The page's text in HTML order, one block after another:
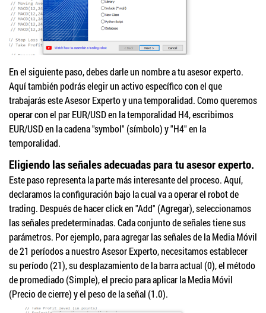
En el siguiente paso, debes darle un nombre a tu asesor experto.
Aquí también podrás elegir un activo específico con el que
trabajarás este Asesor Experto y una temporalidad. Como queremos
operar con el par EUR/USD en la temporalidad H4, escribimos
EUR/USD en la cadena "symbol" (símbolo) y "H4" en la
temporalidad.
Eligiendo las señales adecuadas para tu asesor experto.
Este paso representa la parte más interesante del proceso. Aquí,
declaramos la configuración bajo la cual va a operar el robot de
trading. Después de hacer click en "Add" (Agregar), seleccionamos
las señales predeterminadas. Cada conjunto de señales tiene sus
parámetros. Por ejemplo, para agregar las señales de la Media Móvil
de 21 períodos a nuestro Asesor Experto, necesitamos establecer
su período (21), su desplazamiento de la barra actual (0), el método
de promediado (Simple), el precio para aplicar la Media Móvil
(Precio de cierre) y el peso de la señal (1.0).